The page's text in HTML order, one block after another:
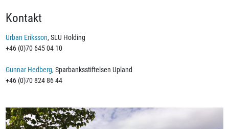
Kontakt
Urban Eriksson, SLU Holding
+46 (0)70 645 04 10
Gunnar Hedberg, Sparbanksstiftelsen Upland
+46 (0)70 824 86 44